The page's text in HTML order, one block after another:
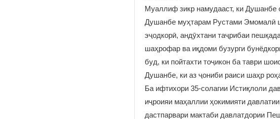
Муаллиф зикр намудааст, ки
Душанбе муҳтарам Рустами Эмомалӣ
эҷодкорӣ, андӯхтани таҷрибаи
шаҳрофар ва иқдоми бузурги
буд, ки пойтахти тоҷикон ба таври
Душанбе, ки аз ҷониби раиси шаҳр
Ба ифтихори 35-солагии Истиқлоли
иҷроияи маҳаллии ҳокимияти
дастпарвари мактаби давлатдории